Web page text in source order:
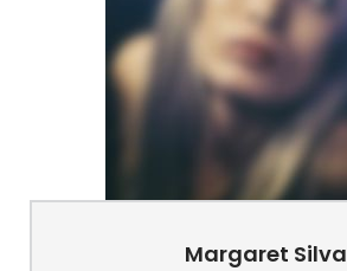
Margaret Silva